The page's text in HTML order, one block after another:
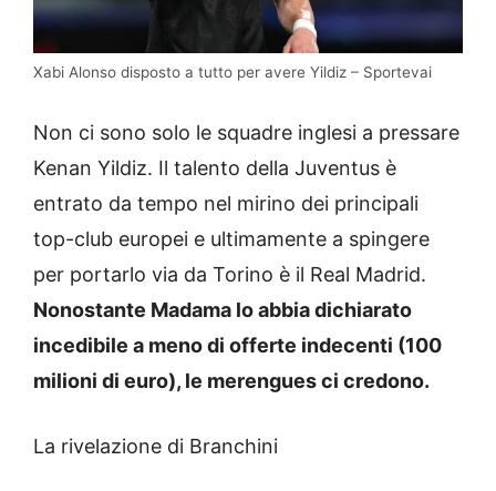
Xabi Alonso disposto a tutto per avere Yildiz – Sportevai
Non ci sono solo le squadre inglesi a pressare
Kenan Yildiz. Il talento della Juventus è
entrato da tempo nel mirino dei principali
top-club europei e ultimamente a spingere
per portarlo via da Torino è il Real Madrid.
Nonostante Madama lo abbia dichiarato
incedibile a meno di offerte indecenti (100
milioni di euro), le merengues ci credono.
La rivelazione di Branchini